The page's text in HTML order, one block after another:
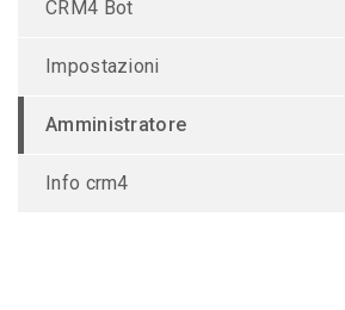
CRM4 Bot
Impostazioni
Amministratore
Info crm4